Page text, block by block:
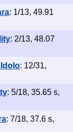
: 1/13, 49.91
: 2/13, 48.07
: 12/31,
: 5/18, 35.65 s,
: 7/18, 37.6 s,